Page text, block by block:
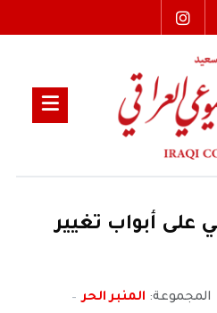
على أبواب تغيير
المجموعة: المنبر الحر